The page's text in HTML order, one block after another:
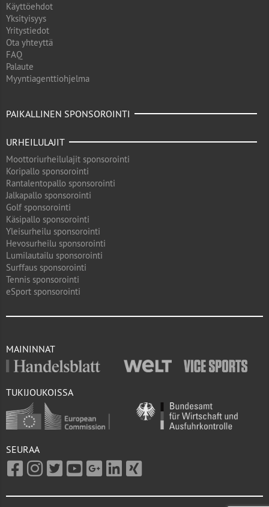
Käyttöehdot
Yksityisyys
Yritystiedot
Ota yhteyttä
FAQ
Palaute
Myyntiagenttiohjelma
PAIKALLINEN SPONSOROINTI
URHEILULAJIT
Moottoriurheilulajit sponsorointi
Koripallo sponsorointi
Rantalentopallo sponsorointi
Jalkapallo sponsorointi
Golf sponsorointi
Käsipallo sponsorointi
Yleisurheilu sponsorointi
Hevosurheilu sponsorointi
Lumilautailu sponsorointi
Surffaus sponsorointi
Tennis sponsorointi
eSport sponsorointi
MAININNAT
TUKIJOUKOISSA
SEURAA